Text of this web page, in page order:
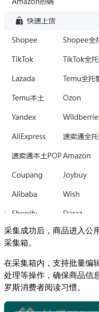
采集成功后，商品进入公
采集箱。
在采集箱内，支持批量编
处理等操作，确保商品信
罗斯消费者阅读习惯。